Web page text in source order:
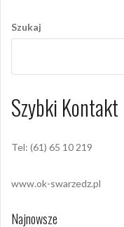
wpisu
Szukaj
Szybki Kontakt
Tel: (61) 65 10 219
www.ok-swarzedz.pl
Najnowsze